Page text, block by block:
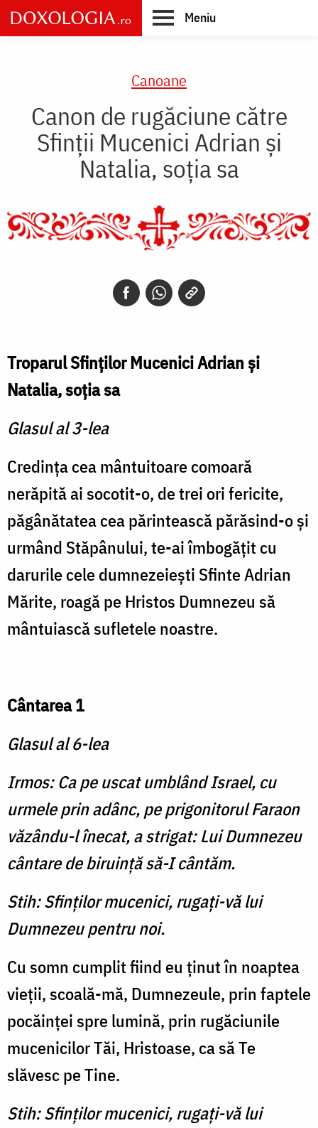
Skip
to
main
Meniu
Canoane
Canon de rugăciune către
Sfinţii Mucenici Adrian şi
Natalia, soţia sa
Troparul Sfinţilor Mucenici Adrian şi
Natalia, soţia sa
Glasul al 3-lea
Credinţa cea mântuitoare comoară
nerăpită ai socotit-o, de trei ori fericite,
păgânătatea cea părintească părăsind-o şi
urmând Stăpânului, te-ai îmbogăţit cu
darurile cele dumnezeieşti Sfinte Adrian
Mărite, roagă pe Hristos Dumnezeu să
mântuiască sufletele noastre.
Cântarea 1
Glasul al 6-lea
Irmos: Ca pe uscat umblând Israel, cu
urmele prin adânc, pe prigonitorul Faraon
văzându-l înecat, a strigat: Lui Dumnezeu
cântare de biruinţă să-I cântăm.
Stih: Sfinţilor mucenici, rugaţi-vă lui
Dumnezeu pentru noi.
Cu somn cumplit fiind eu ţinut în noaptea
vieţii, scoală-mă, Dumnezeule, prin faptele
pocăinţei spre lumină, prin rugăciunile
mucenicilor Tăi, Hristoase, ca să Te
slăvesc pe Tine.
Stih: Sfinţilor mucenici, rugaţi-vă lui